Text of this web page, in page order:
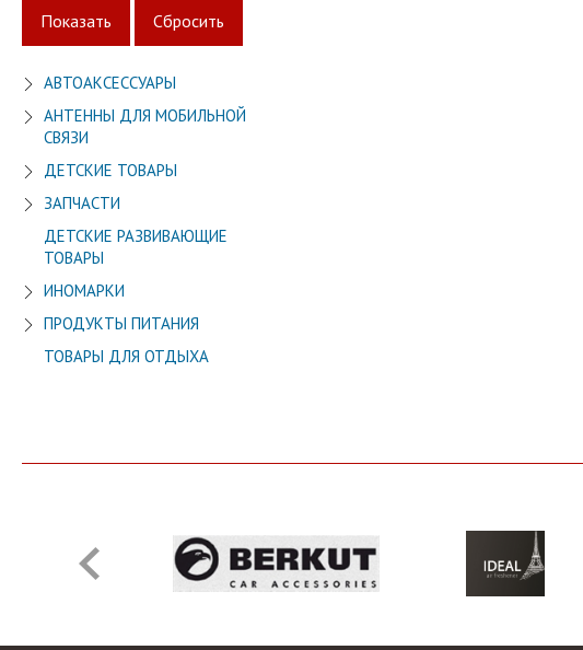
АВТОАКСЕССУАРЫ
АНТЕННЫ ДЛЯ МОБИЛЬНОЙ
СВЯЗИ
ДЕТСКИЕ ТОВАРЫ
ЗАПЧАСТИ
ДЕТСКИЕ РАЗВИВАЮЩИЕ
ТОВАРЫ
ИНОМАРКИ
ПРОДУКТЫ ПИТАНИЯ
ТОВАРЫ ДЛЯ ОТДЫХА